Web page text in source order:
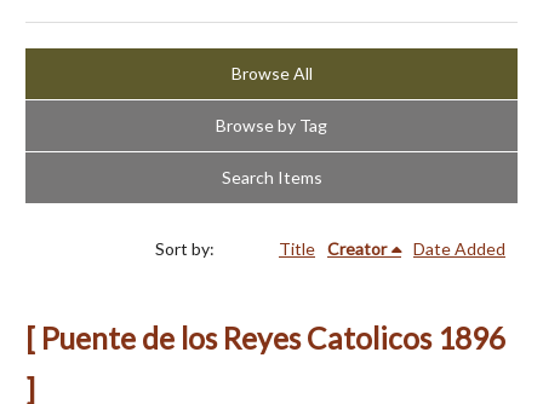
Browse All
Browse by Tag
Search Items
Sort by: Title Creator Date Added
[ Puente de los Reyes Catolicos 1896
]